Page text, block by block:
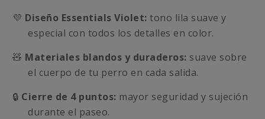
💜 Diseño Essentials Violet: tono lila suave y
especial con todos los detalles en color.
🧸 Materiales blandos y duraderos: suave sobre
el cuerpo de tu perro en cada salida.
🔒 Cierre de 4 puntos: mayor seguridad y sujeción
durante el paseo.